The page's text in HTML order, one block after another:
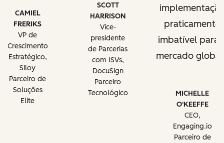
CAMIEL
FRERIKS
VP de
Crescimento
Estratégico,
Siloy
Parceiro de
Soluções
Elite
SCOTT
HARRISON
Vice-
presidente
de Parcerias
com ISVs,
DocuSign
Parceiro
Tecnológico
praticamente
imbatível para
mercado global.
MICHELLE
O'KEEFFE
CEO,
Engaging.io
Parceiro de